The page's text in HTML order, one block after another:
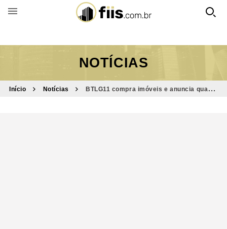
BUSCAR POR FUNDO
NOTÍCIAS
Início Notícias
BTLG11 compra imóveis e anuncia quanto